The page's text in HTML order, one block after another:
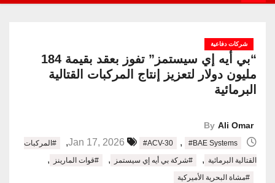
شركات دفاعية
“بي أيه إي سيستمز” تفوز بعقد بقيمة 184
مليون دولار لتعزيز إنتاج المركبات القتالية
البرمائية
By Ali Omar
#ACV-30 , #BAE Systems
,
#المركبات
القتالية البرمائية , #شركة بي أيه إي سيستمز , #قوات المارينز ,
#مشاة البحرية الأميركية